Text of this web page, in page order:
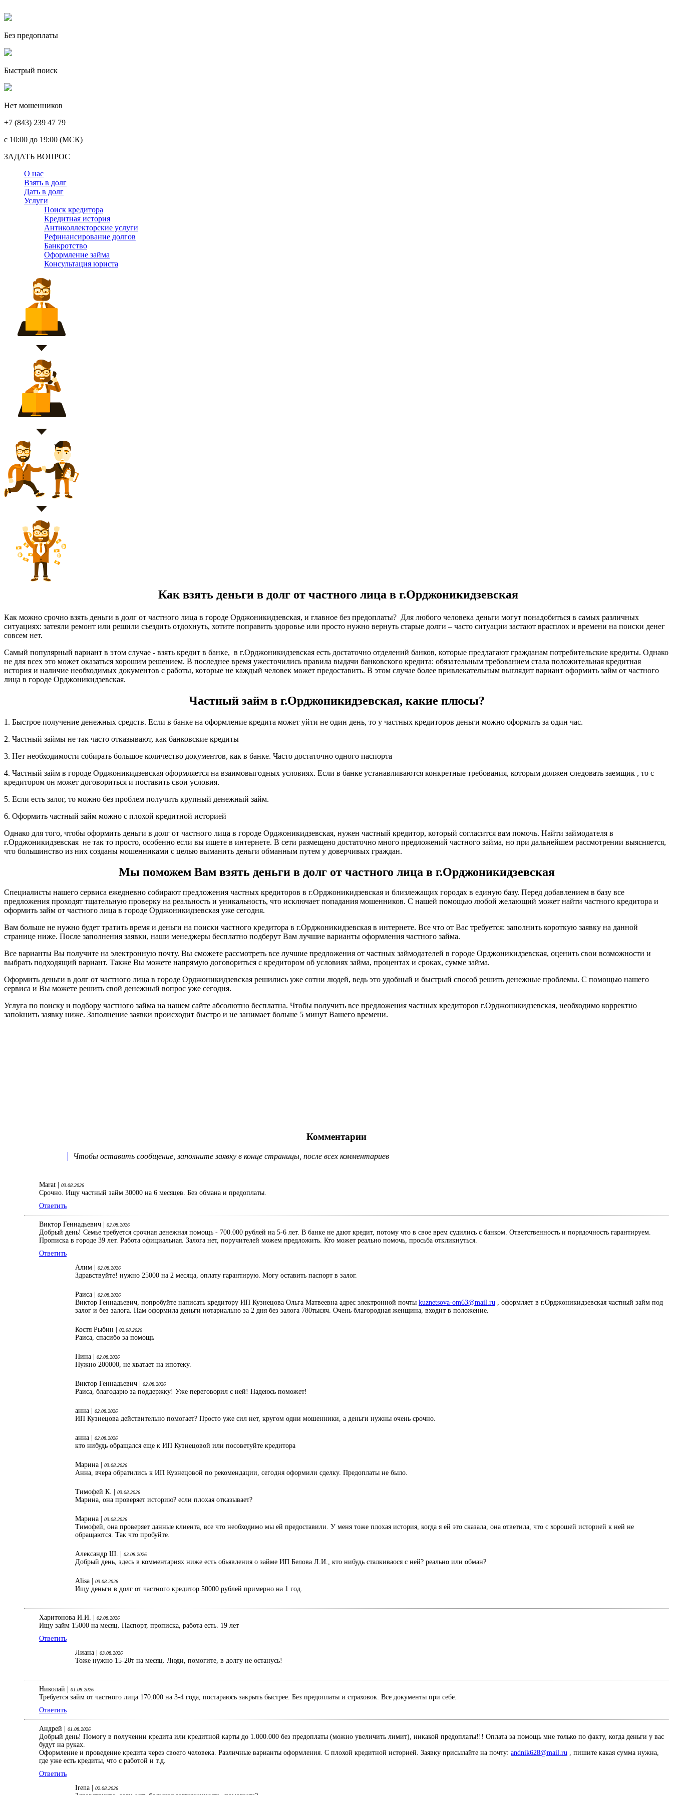
Без предоплаты
Быстрый поиск
Нет мошенников
+7 (843) 239 47 79
c 10:00 до 19:00 (МСК)
ЗАДАТЬ ВОПРОС
О нас
Взять в долг
Дать в долг
Услуги
Поиск кредитора
Кредитная история
Антиколлекторские услуги
Рефинансирование долгов
Банкротство
Оформление займа
Консультация юриста
Как взять деньги в долг от частного лица в г.Орджоникидзевская
Как можно срочно взять деньги в долг от частного лица в городе Орджоникидзевская, и главное без предоплаты? Для любого человека деньги могут понадобиться в самых различных
ситуациях: затеяли ремонт или решили съездить отдохнуть, хотите поправить здоровье или просто нужно вернуть старые долги – часто ситуации застают врасплох и времени на поиски денег
совсем нет.
Самый популярный вариант в этом случае - взять кредит в банке, в г.Орджоникидзевская есть достаточно отделений банков, которые предлагают гражданам потребительские кредиты. Однако
не для всех это может оказаться хорошим решением. В последнее время ужесточились правила выдачи банковского кредита: обязательным требованием стала положительная кредитная
история и наличие необходимых документов с работы, которые не каждый человек может предоставить. В этом случае более привлекательным выглядит вариант оформить займ от частного
лица в городе Орджоникидзевская.
Частный займ в г.Орджоникидзевская, какие плюсы?
1. Быстрое получение денежных средств. Если в банке на оформление кредита может уйти не один день, то у частных кредиторов деньги можно оформить за один час.
2. Частный займы не так часто отказывают, как банковские кредиты
3. Нет необходимости собирать большое количество документов, как в банке. Часто достаточно одного паспорта
4. Частный займ в городе Орджоникидзевская оформляется на взаимовыгодных условиях. Если в банке устанавливаются конкретные требования, которым должен следовать заемщик , то с
кредитором он может договориться и поставить свои условия.
5. Если есть залог, то можно без проблем получить крупный денежный займ.
6. Оформить частный займ можно с плохой кредитной историей
Однако для того, чтобы оформить деньги в долг от частного лица в городе Орджоникидзевская, нужен частный кредитор, который согласится вам помочь. Найти займодателя в
г.Орджоникидзевская не так то просто, особенно если вы ищете в интернете. В сети размещено достаточно много предложений частного займа, но при дальнейшем рассмотрении выясняется,
что большинство из них созданы мошенниками с целью выманить деньги обманным путем у доверчивых граждан.
Мы поможем Вам взять деньги в долг от частного лица в г.Орджоникидзевская
Специалисты нашего сервиса ежедневно собирают предложения частных кредиторов в г.Орджоникидзевская и близлежащих городах в единую базу. Перед добавлением в базу все
предложения проходят тщательную проверку на реальность и уникальность, что исключает попадания мошенников. С нашей помощью любой желающий может найти частного кредитора и
оформить займ от частного лица в городе Орджоникидзевская уже сегодня.
Вам больше не нужно будет тратить время и деньги на поиски частного кредитора в г.Орджоникидзевская в интернете. Все что от Вас требуется: заполнить короткую заявку на данной
странице ниже. После заполнения заявки, наши менеджеры бесплатно подберут Вам лучшие варианты оформления частного займа.
Все варианты Вы получите на электронную почту. Вы сможете рассмотреть все лучшие предложения от частных займодателей в городе Орджоникидзевская, оценить свои возможности и
выбрать подходящий вариант. Также Вы можете напрямую договориться с кредитором об условиях займа, процентах и сроках, сумме займа.
Оформить деньги в долг от частного лица в городе Орджоникидзевская решились уже сотни людей, ведь это удобный и быстрый способ решить денежные проблемы. С помощью нашего
сервиса и Вы можете решить свой денежный вопрос уже сегодня.
Услуга по поиску и подбору частного займа на нашем сайте абсолютно бесплатна. Чтобы получить все предложения частных кредиторов г.Орджоникидзевская, необходимо корректно
запоkнить заявку ниже. Заполнение заявки происходит быстро и не занимает больше 5 минут Вашего времени.
Комментарии
Чтобы оставить сообщение, заполните заявку в конце страницы, после всех комментариев
Marat | 03.08.2026
Срочно. Ищу частный займ 30000 на 6 месяцев. Без обмана и предоплаты.
Ответить
Виктор Геннадьевич | 02.08.2026
Добрый день! Семье требуется срочная денежная помощь - 700.000 рублей на 5-6 лет. В банке не дают кредит, потому что в свое врем судились с банком. Ответственность и порядочность гарантируем.
Прописка в городе 39 лет. Работа официальная. Залога нет, поручителей можем предложить. Кто может реально помочь, просьба откликнуться.
Ответить
Алим |
02.08.2026
Здравствуйте! нужно 25000 на 2 месяца, оплату гарантирую. Могу оставить паспорт в залог.
Раиса | 02.08.2026
Виктор Геннадьевич, попробуйте написать кредитору ИП Кузнецова Ольга Матвеевна адрес электронной почты kuznetsova-om63@mail.ru , оформляет в г.Орджоникидзевская частный займ под
залог и без залога. Нам оформила деньги нотариально за 2 дня без залога 780тысяч. Очень благородная женщина, входит в положение.
Костя Рыбин | 02.08.2026
Раиса, спасибо за помощь
Нина | 02.08.2026
Нужно 200000, не хватает на ипотеку.
Виктор Геннадьевич | 02.08.2026
Раиса, благодарю за поддержку! Уже переговорил с ней! Надеюсь поможет!
анна | 02.08.2026
ИП Кузнецова действительно помогает? Просто уже сил нет, кругом одни мошенники, а деньги нужны очень срочно.
анна | 02.08.2026
кто нибудь обращался еще к ИП Кузнецовой или посоветуйте кредитора
Марина | 03.08.2026
Анна, вчера обратились к ИП Кузнецовой по рекомендации, сегодня оформили сделку. Предоплаты не было.
Тимофей К. | 03.08.2026
Марина, она проверяет историю? если плохая отказывает?
Марина | 03.08.2026
Тимофей, она проверяет данные клиента, все что необходимо мы ей предоставили. У меня тоже плохая история, когда я ей это сказала, она ответила, что с хорошей историей к ней не
обращаются. Так что пробуйте.
Александр Ш. | 03.08.2026
Добрый день, здесь в комментариях ниже есть обьявления о займе ИП Белова Л.И., кто нибудь сталкиваося с ней? реально или обман?
Alisa | 03.08.2026
Ищу деньги в долг от частного кредитор 50000 рублей примерно на 1 год.
Харитонова И.И. | 02.08.2026
Ищу займ 15000 на месяц. Паспорт, прописка, работа есть. 19 лет
Ответить
Лиана |
03.08.2026
Тоже нужно 15-20т на месяц. Люди, помогите, в долгу не останусь!
Николай | 01.08.2026
Требуется займ от частного лица 170.000 на 3-4 года, постараюсь закрыть быстрее. Без предоплаты и страховок. Все документы при себе.
Ответить
Андрей | 01.08.2026
Добрый день! Помогу в получении кредита или кредитной карты до 1.000.000 без предоплаты (можно увеличить лимит), никакой предоплаты!!! Оплата за помощь мне только по факту, когда деньги у вас
будут на руках.
Оформление и проведение кредита через своего человека. Различные варианты оформления. С плохой кредитной историей. Заявку присылайте на почту: andnik628@mail.ru , пишите какая сумма нужна,
где уже есть кредиты, что с работой и т.д.
Ответить
Irena |
02.08.2026